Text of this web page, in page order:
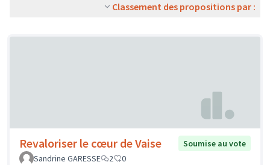
Classement des propositions par :
Revaloriser le cœur de Vaise
Soumise au vote
Sandrine GARESSE
2 0